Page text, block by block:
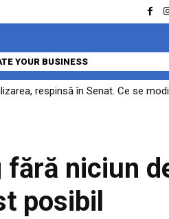
YOUR BUSINESS
respinsă în Senat. Ce se
ruși care vizează rețelele Wi-Fi
niciun
posibil